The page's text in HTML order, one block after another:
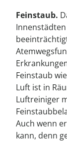
Feinstaub.
Feinstaub
Luft ist in
Luftreiniger
Auch wenn
kann, denn